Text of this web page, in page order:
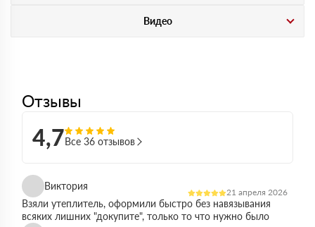
Видео
Отзывы
4,7Все 36 отзывов
Виктория
21 апреля 2026
Взяли утеплитель, оформили быстро без навязывания
всяких лишних "докупите", только то что нужно было